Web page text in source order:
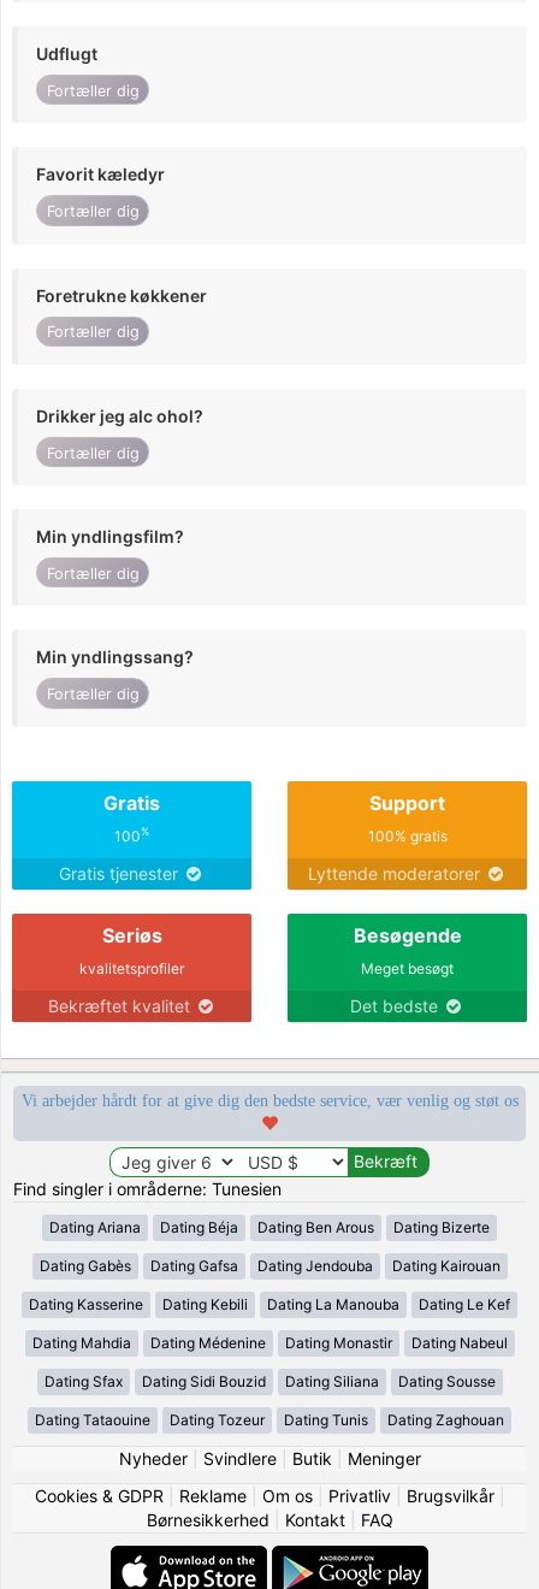
Udflugt
Fortæller dig
Favorit kæledyr
Fortæller dig
Foretrukne køkkener
Fortæller dig
Drikker jeg alc ohol?
Fortæller dig
Min yndlingsfilm?
Fortæller dig
Min yndlingssang?
Fortæller dig
Gratis
100%
Gratis tjenester
Support
100% gratis
Lyttende moderatorer
Seriøs
kvalitetsprofiler
Bekræftet kvalitet
Besøgende
Meget besøgt
Det bedste
Vi arbejder hårdt for at give dig den bedste service, vær venlig og støt os
Find singler i områderne: Tunesien
Dating Ariana Dating Béja Dating Ben Arous Dating Bizerte
Dating Gabès Dating Gafsa Dating Jendouba Dating Kairouan
Dating Kasserine Dating Kebili Dating La Manouba Dating Le Kef
Dating Mahdia Dating Médenine Dating Monastir Dating Nabeul
Dating Sfax Dating Sidi Bouzid Dating Siliana Dating Sousse
Dating Tataouine Dating Tozeur Dating Tunis Dating Zaghouan
Nyheder| Svindlere| Butik
Meninger
Cookies & GDPR
Reklame| Om os| Privatliv| Brugsvilkår|
Børnesikkerhed
Kontakt| FAQ